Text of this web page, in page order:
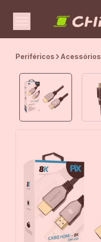
Periféricos Acessórios